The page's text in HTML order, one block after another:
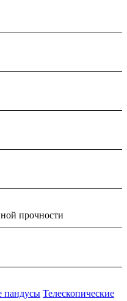
прочности
пандусы Телескопические